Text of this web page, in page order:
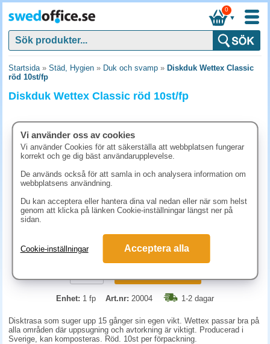
▼
0
Startsida» Städ, Hygien » Duk och svamp » Diskduk Wettex Classic
röd 10st/fp
Diskduk Wettex Classic röd 10st/fp
115 kr (inkl. moms)
Enhet: 1 fp Art.nr: 20004 1-2 dagar
Disktrasa som suger upp 15 gånger sin egen vikt. Wettex passar bra på
alla områden där uppsugning och avtorkning är viktigt. Producerad i
Sverige, kan komposteras. Röd. 10st per förpackning.
Vi använder oss av cookies
Vi använder Cookies för att säkerställa att webbplatsen fungerar
korrekt och ge dig bäst användarupplevelse.
De används också för att samla in och analysera information om
webbplatsens användning.
Du kan acceptera eller hantera dina val nedan eller när som helst
genom att klicka på länken Cookie-inställningar längst ner på
sidan.
Cookie-inställningar Acceptera alla